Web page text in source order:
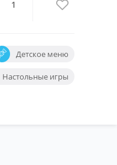
1
Детское меню
Настольные игры